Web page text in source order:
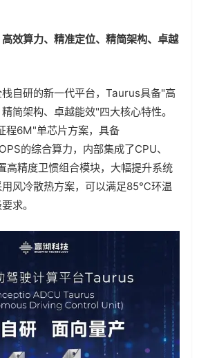
效算力、精准定位、精简架构、卓越
研的新一代平台，Taurus具备"高
简架构、卓越能效"四大核心特性。
程6M"单芯片方案，具备
的综合算力，内部集成了CPU、
高精度卫惯组合模块，大幅提升系统
用风冷散热方案，可以满足85℃环温
求。